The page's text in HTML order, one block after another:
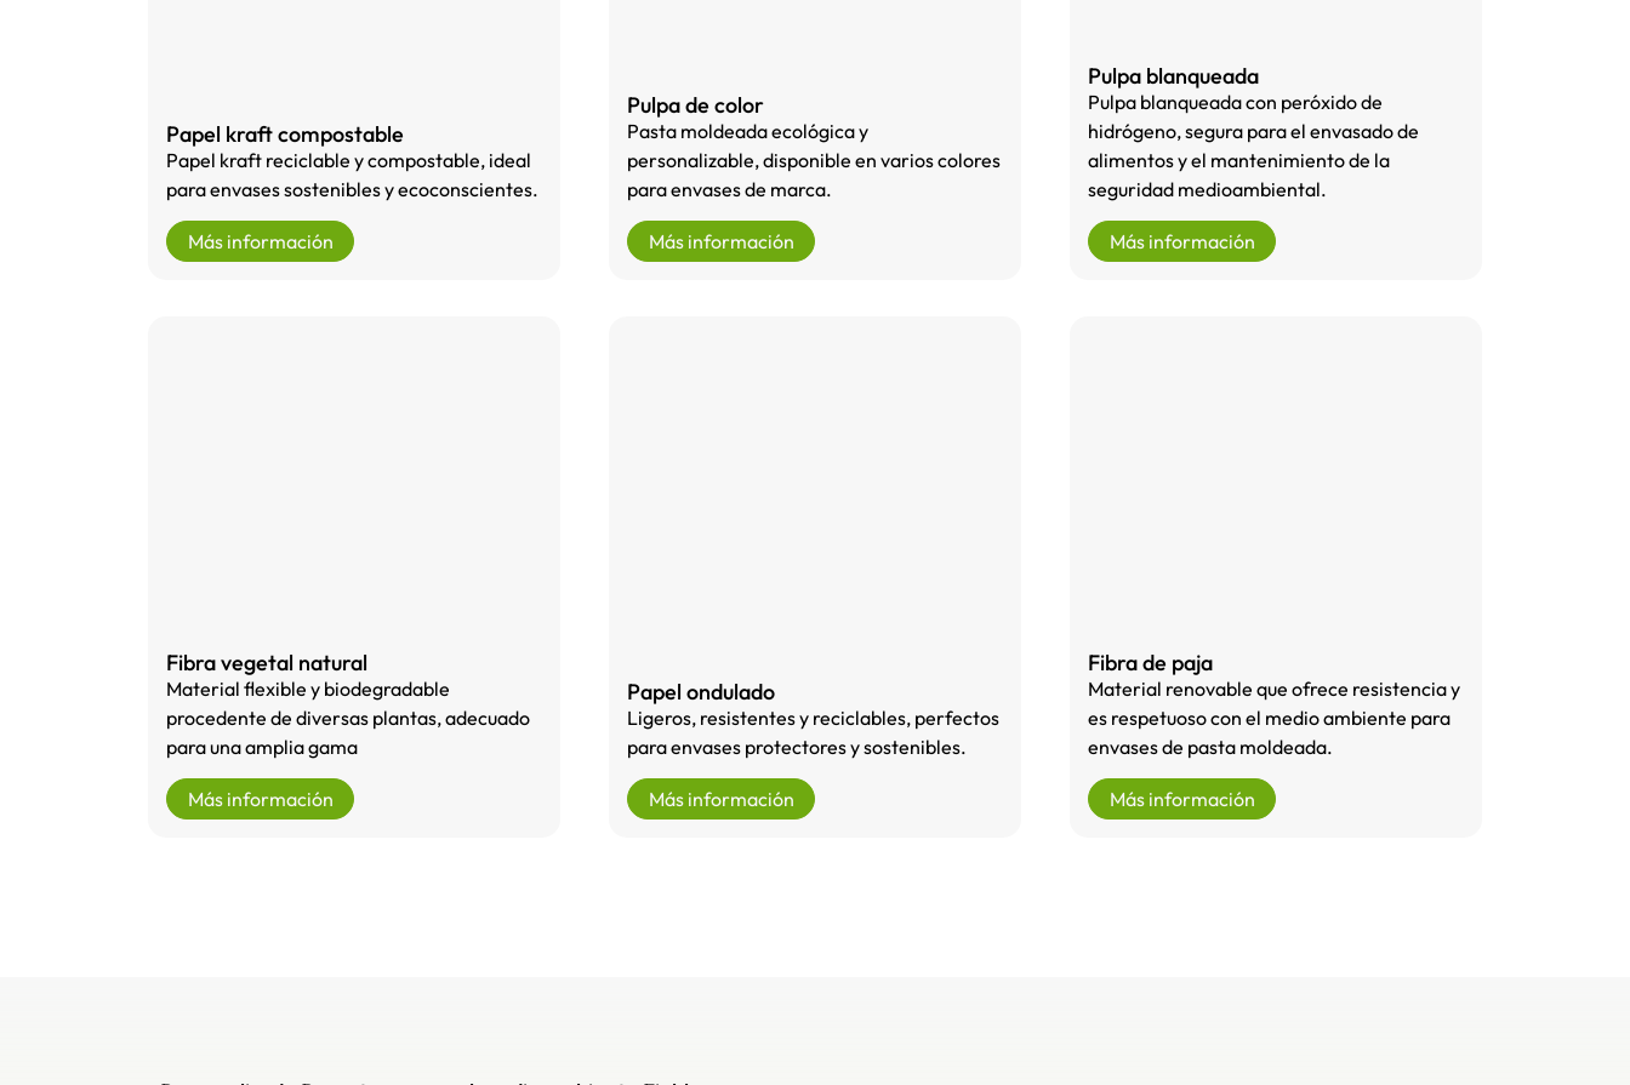
Papel kraft compostable
Papel kraft reciclable y compostable, ideal
para envases sostenibles y ecoconscientes.
Más información
Pulpa de color
Pasta moldeada ecológica y
personalizable, disponible en varios colores
para envases de marca.
Más información
Pulpa blanqueada
Pulpa blanqueada con peróxido de
hidrógeno, segura para el envasado de
alimentos y el mantenimiento de la
seguridad medioambiental.
Más información
Fibra vegetal natural
Material flexible y biodegradable
procedente de diversas plantas, adecuado
para una amplia gama
Más información
Papel ondulado
Ligeros, resistentes y reciclables, perfectos
para envases protectores y sostenibles.
Más información
Fibra de paja
Material renovable que ofrece resistencia y
es respetuoso con el medio ambiente para
envases de pasta moldeada.
Más información